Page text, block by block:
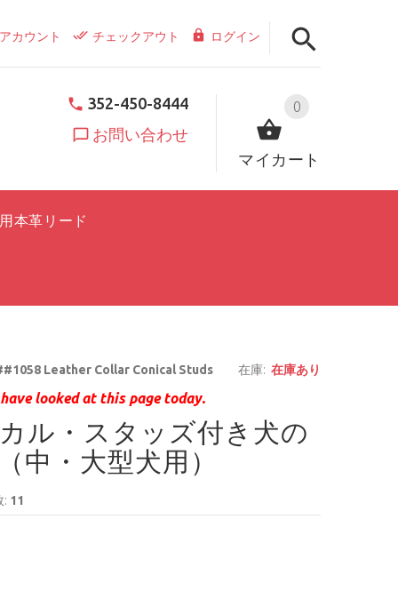
カウント チェックアウト ログイン
0
マイカート
352-450-8444
お問い合わせ
本革リード
Leather Collar Conical Studs 在庫: 在庫あり
looked at this page today.
ル・スタッズ付き犬の
中・大型犬用）
: 11